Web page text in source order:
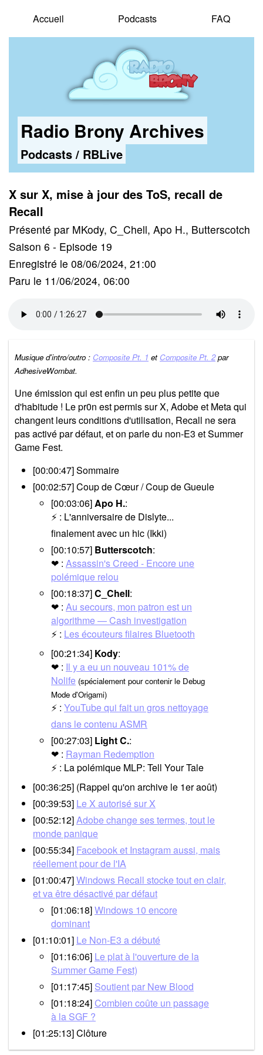
Accueil Podcasts FAQ
Radio Brony Archives
Podcasts/ RBLive
X sur X, mise à jour des ToS, recall de
Recall
Présenté par MKody, C_Chell, Apo H., Butterscotch
Saison 6 - Episode 19
Enregistré le 08/06/2024, 21:00
Paru le 11/06/2024, 06:00
Musique d'intro/outro : Composite Pt. 1 et Composite Pt. 2par
AdhesiveWombat.
Une émission qui est enfin un peu plus petite que
d'habitude ! Le pr0n est permis sur X, Adobe et Meta qui
changent leurs conditions d'utilisation, Recall ne sera
pas activé par défaut, et on parle du non-E3 et Summer
Game Fest.
[00:00:47] Sommaire
[00:02:57] Coup de Cœur / Coup de Gueule
[00:03:06]Apo H.:
⚡ : L'anniversaire de Dislyte...
finalement avec un hic (Ikki)
[00:10:57] Butterscotch:
❤ : Assassin's Creed - Encore une
polémique relou
[00:18:37]C_Chell:
❤ : Au secours, mon patron est un
algorithme — Cash investigation
⚡ : Les écouteurs filaires Bluetooth
[00:21:34] Kody:
❤ : Il y a eu un nouveau 101% de
Nolife (spécialement pour contenir le Debug
Mode d'Origami)
⚡ : YouTube qui fait un gros nettoyage
dans le contenu ASMR
[00:27:03] Light C.:
❤ : Rayman Redemption
⚡ : La polémique MLP: Tell Your Tale
[00:36:25] (Rappel qu'on archive le 1er août)
[00:39:53] Le X autorisé sur X
[00:52:12]Adobe change ses termes, tout le
monde panique
[00:55:34] Facebook et Instagram aussi, mais
réellement pour de l'IA
[01:00:47]Windows Recall stocke tout en clair,
et va être désactivé par défaut
[01:06:18]Windows 10 encore
dominant
[01:10:01] Le Non-E3 a débuté
[01:16:06] Le plat à l'ouverture de la
Summer Game Fest)
[01:17:45] Soutient par New Blood
[01:18:24] Combien coûte un passage
à la SGF ?
[01:25:13] Clôture